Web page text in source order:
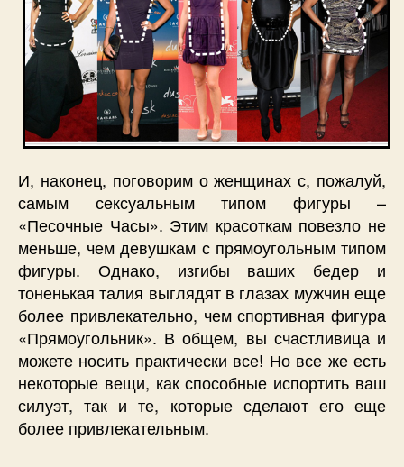
И, наконец, поговорим о женщинах с, пожалуй,
самым сексуальным типом фигуры –
«Песочные Часы». Этим красоткам повезло не
меньше, чем девушкам с прямоугольным типом
фигуры. Однако, изгибы ваших бедер и
тоненькая талия выглядят в глазах мужчин еще
более привлекательно, чем спортивная фигура
«Прямоугольник». В общем, вы счастливица и
можете носить практически все! Но все же есть
некоторые вещи, как способные испортить ваш
силуэт, так и те, которые сделают его еще
более привлекательным.